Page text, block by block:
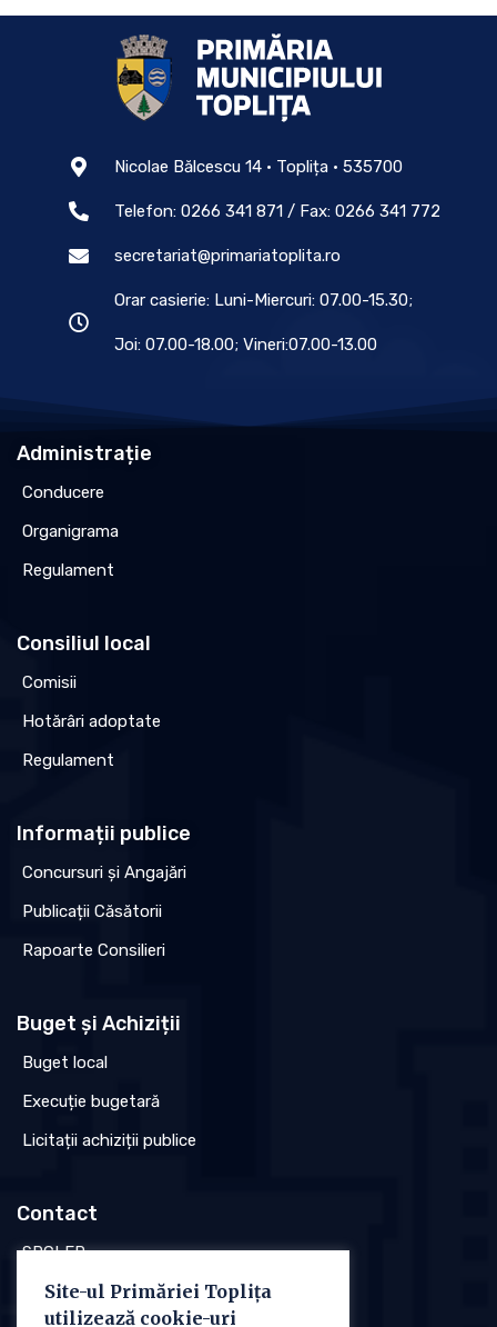
Nicolae Bălcescu 14 • Toplița • 535700
Telefon: 0266 341 871 / Fax: 0266 341 772
secretariat@primariatoplita.ro
Orar casierie: Luni-Miercuri: 07.00-15.30;
Joi: 07.00-18.00; Vineri:07.00-13.00
Administrație
Conducere
Organigrama
Regulament
Consiliul local
Comisii
Hotărâri adoptate
Regulament
Informații publice
Concursuri și Angajări
Publicații Căsătorii
Rapoarte Consilieri
Buget și Achiziții
Buget local
Execuție bugetară
Licitații achiziții publice
Contact
SPCLEP
Stare civilă
Site-ul Primăriei Toplița
utilizează cookie-uri